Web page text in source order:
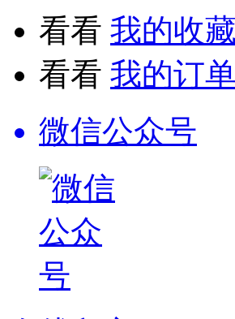
看看 我的收
看看 我的订单
微信公众号